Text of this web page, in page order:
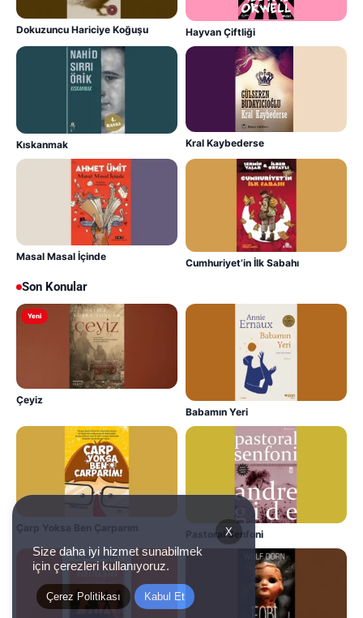
Dokuzuncu Hariciye Koğuşu Hayvan Çiftliği
Kıskanmak Kral Kaybederse
Masal Masal İçinde
Cumhuriyet’in İlk Sabahı
Son Konular
Yeni
Çeyiz
Babamın Yeri
Çarp Yoksa Ben Çarparım
Pastoral Senfoni
X
Size daha iyi hizmet sunabilmek
için çerezleri kullanıyoruz.
Çerez Politikası Kabul Et